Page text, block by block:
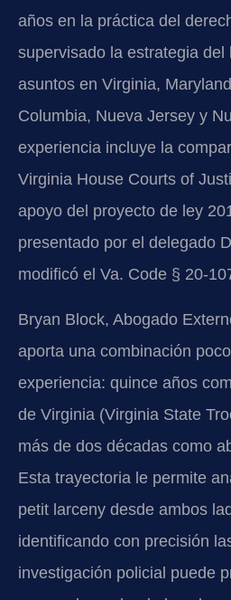
años en la práctica del
supervisado la estrategia del
asuntos en Virginia,
Columbia, Nueva Jersey y
experiencia incluye la
Virginia House Courts of
apoyo del proyecto de ley
presentado por el delegado
modificó el Va. Code § 20-
Bryan Block, Abogado
aporta una combinación
experiencia: quince años
de Virginia (Virginia State
más de dos décadas como
Esta trayectoria le permite
petit larceny desde ambos
identificando con precisión
investigación policial puede